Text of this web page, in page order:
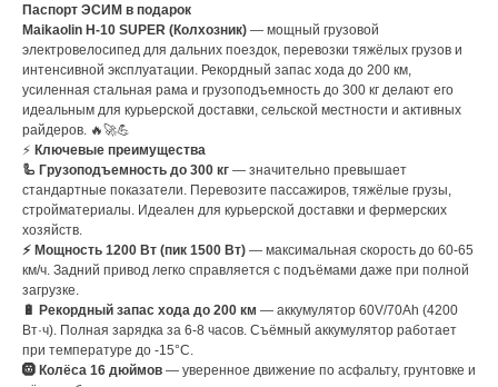
Паспорт ЭСИМ в подарок
Maikaolin H-10 SUPER (Колхозник) — мощный грузовой
электровелосипед для дальних поездок, перевозки тяжёлых грузов и
интенсивной эксплуатации. Рекордный запас хода до 200 км,
усиленная стальная рама и грузоподъемность до 300 кг делают его
идеальным для курьерской доставки, сельской местности и активных
райдеров. 🔥🚀💪
⚡ Ключевые преимущества
🦾 Грузоподъемность до 300 кг — значительно превышает
стандартные показатели. Перевозите пассажиров, тяжёлые грузы,
стройматериалы. Идеален для курьерской доставки и фермерских
хозяйств.
⚡ Мощность 1200 Вт (пик 1500 Вт) — максимальная скорость до 60-65
км/ч. Задний привод легко справляется с подъёмами даже при полной
загрузке.
🔋 Рекордный запас хода до 200 км — аккумулятор 60V/70Ah (4200
Вт·ч). Полная зарядка за 6-8 часов. Съёмный аккумулятор работает
при температуре до -15°C.
🛞 Колёса 16 дюймов — уверенное движение по асфальту, грунтовке и